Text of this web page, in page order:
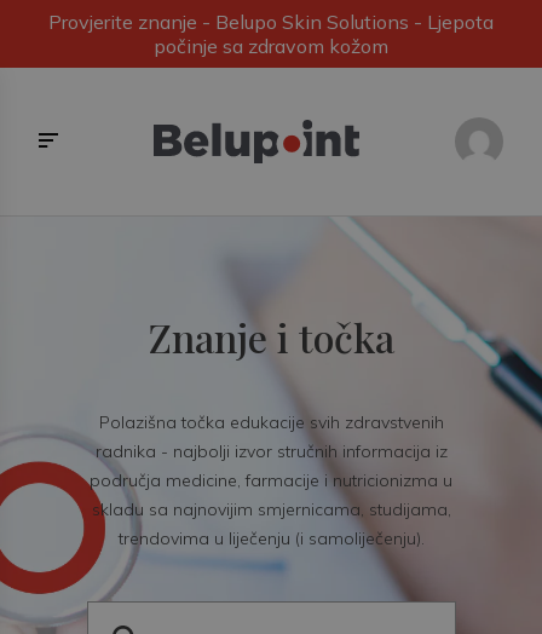
Provjerite znanje - Belupo Skin Solutions - Ljepota
počinje sa zdravom kožom
Znanje i točka
Polazišna točka edukacije svih zdravstvenih
radnika - najbolji izvor stručnih informacija iz
područja medicine, farmacije i nutricionizma u
skladu sa najnovijim smjernicama, studijama,
trendovima u liječenju (i samoliječenju).